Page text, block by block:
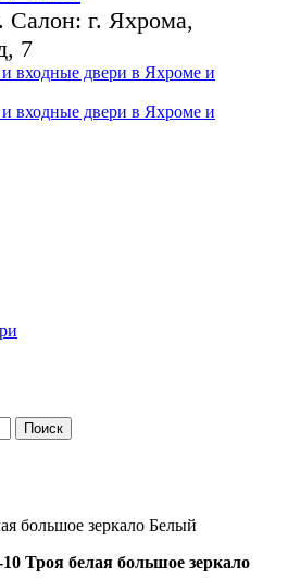
Салон: г. Яхрома,
7
Поиск
большое зеркало Белый
Троя белая большое зеркало